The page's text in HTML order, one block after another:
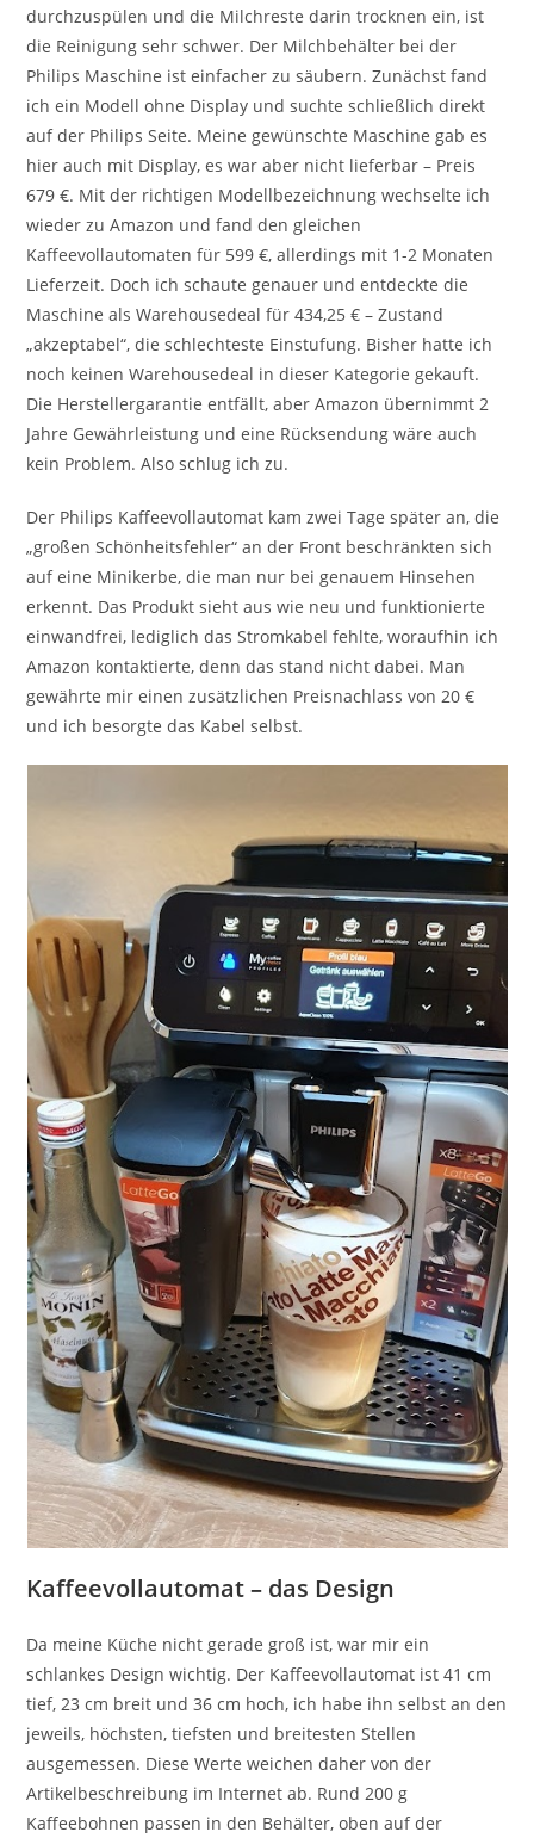
durchzuspülen und die Milchreste darin trocknen ein, ist
die Reinigung sehr schwer. Der Milchbehälter bei der
Philips Maschine ist einfacher zu säubern. Zunächst fand
ich ein Modell ohne Display und suchte schließlich direkt
auf der Philips Seite. Meine gewünschte Maschine gab es
hier auch mit Display, es war aber nicht lieferbar – Preis
679 €. Mit der richtigen Modellbezeichnung wechselte ich
wieder zu Amazon und fand den gleichen
Kaffeevollautomaten für 599 €, allerdings mit 1-2 Monaten
Lieferzeit. Doch ich schaute genauer und entdeckte die
Maschine als Warehousedeal für 434,25 € – Zustand
„akzeptabel“, die schlechteste Einstufung. Bisher hatte ich
noch keinen Warehousedeal in dieser Kategorie gekauft.
Die Herstellergarantie entfällt, aber Amazon übernimmt 2
Jahre Gewährleistung und eine Rücksendung wäre auch
kein Problem. Also schlug ich zu.
Der Philips Kaffeevollautomat kam zwei Tage später an, die
„großen Schönheitsfehler“ an der Front beschränkten sich
auf eine Minikerbe, die man nur bei genauem Hinsehen
erkennt. Das Produkt sieht aus wie neu und funktionierte
einwandfrei, lediglich das Stromkabel fehlte, woraufhin ich
Amazon kontaktierte, denn das stand nicht dabei. Man
gewährte mir einen zusätzlichen Preisnachlass von 20 €
und ich besorgte das Kabel selbst.
Kaffeevollautomat – das Design
Da meine Küche nicht gerade groß ist, war mir ein
schlankes Design wichtig. Der Kaffeevollautomat ist 41 cm
tief, 23 cm breit und 36 cm hoch, ich habe ihn selbst an den
jeweils, höchsten, tiefsten und breitesten Stellen
ausgemessen. Diese Werte weichen daher von der
Artikelbeschreibung im Internet ab. Rund 200 g
Kaffeebohnen passen in den Behälter, oben auf der